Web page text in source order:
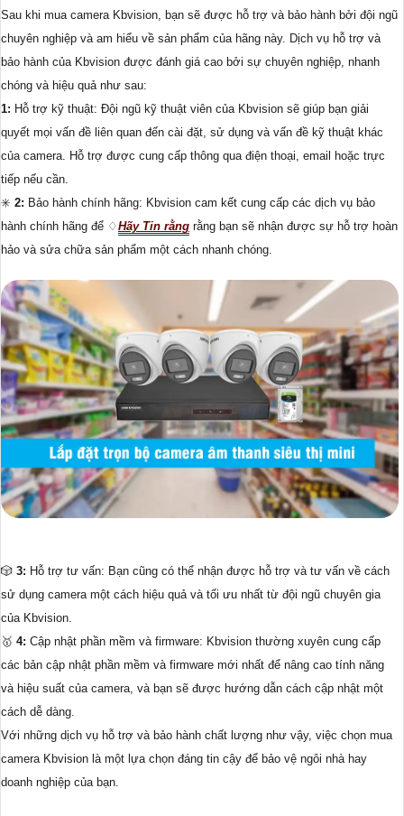
Sau khi mua camera Kbvision, bạn sẽ được hỗ trợ và bảo hành bởi đội ngũ
chuyên nghiệp và am hiểu về sản phẩm của hãng này. Dịch vụ hỗ trợ và
bảo hành của Kbvision được đánh giá cao bởi sự chuyên nghiệp, nhanh
chóng và hiệu quả như sau:
1: Hỗ trợ kỹ thuật: Đội ngũ kỹ thuật viên của Kbvision sẽ giúp bạn giải
quyết mọi vấn đề liên quan đến cài đặt, sử dụng và vấn đề kỹ thuật khác
của camera. Hỗ trợ được cung cấp thông qua điện thoại, email hoặc trực
tiếp nếu cần.
✳️ 2: Bảo hành chính hãng: Kbvision cam kết cung cấp các dịch vụ bảo
hành chính hãng để ♢Hãy Tin rằng rằng bạn sẽ nhận được sự hỗ trợ hoàn
hảo và sửa chữa sản phẩm một cách nhanh chóng.
🎲 3: Hỗ trợ tư vấn: Bạn cũng có thể nhận được hỗ trợ và tư vấn về cách
sử dụng camera một cách hiệu quả và tối ưu nhất từ đội ngũ chuyên gia
của Kbvision.
🥇️ 4: Cập nhật phần mềm và firmware: Kbvision thường xuyên cung cấp
các bản cập nhật phần mềm và firmware mới nhất để nâng cao tính năng
và hiệu suất của camera, và bạn sẽ được hướng dẫn cách cập nhật một
cách dễ dàng.
Với những dịch vụ hỗ trợ và bảo hành chất lượng như vậy, việc chọn mua
camera Kbvision là một lựa chọn đáng tin cậy để bảo vệ ngôi nhà hay
doanh nghiệp của bạn.